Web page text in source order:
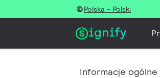
Polska - Polski
Informacje ogólne